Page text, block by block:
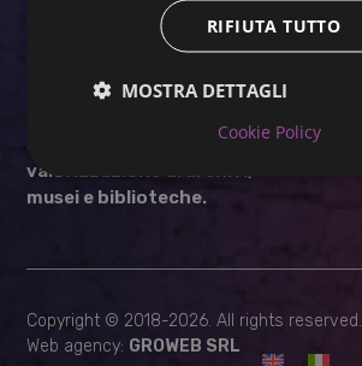
,Hyperborea
, dà forma a una
specializzata, capace di
gestione e
valorizzazione di archivi,
musei e biblioteche.
Copyright © 2018-2026. All rights reserved.
Web agency: GROWEB SRL
RIFIUTA TUTTO
MOSTRA DETTAGLI
Cookie Policy